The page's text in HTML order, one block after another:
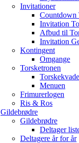
Invitationer
Countdown
Invitation
Afbud til
Invitation
Kontingent
Omgange
Torsketronen
Menuen
Frimurerlogen
Ris & Ros
Gildebrødre
Gildebrødre
Deltager
Deltagere år for år